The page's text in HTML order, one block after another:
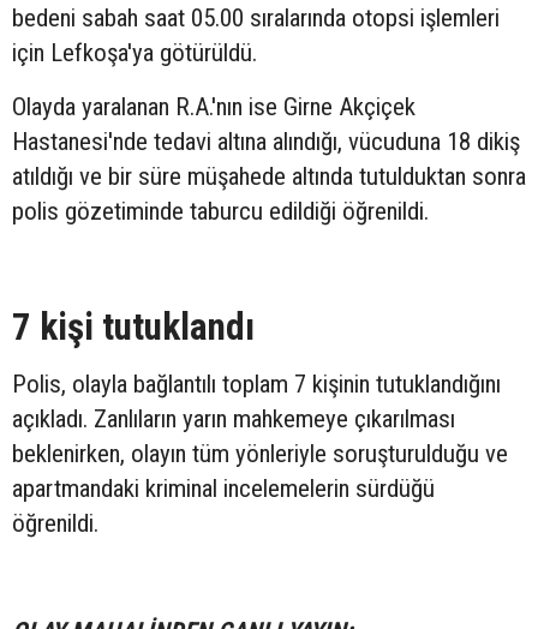
bedeni sabah saat 05.00 sıralarında otopsi işlemleri
için Lefkoşa'ya götürüldü.
Olayda yaralanan R.A.'nın ise Girne Akçiçek
Hastanesi'nde tedavi altına alındığı, vücuduna 18 dikiş
atıldığı ve bir süre müşahede altında tutulduktan sonra
polis gözetiminde taburcu edildiği öğrenildi.
7 kişi tutuklandı
Polis, olayla bağlantılı toplam 7 kişinin tutuklandığını
açıkladı. Zanlıların yarın mahkemeye çıkarılması
beklenirken, olayın tüm yönleriyle soruşturulduğu ve
apartmandaki kriminal incelemelerin sürdüğü
öğrenildi.